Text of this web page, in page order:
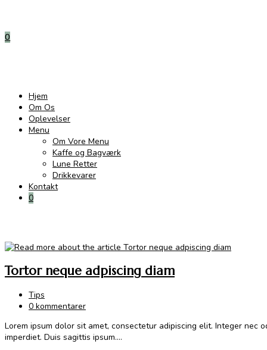
0
Hjem
Om Os
Oplevelser
Menu
Om Vore Menu
Kaffe og Bagværk
Lune Retter
Drikkevarer
Kontakt
0
Tortor neque adpiscing diam
Post
category:
Tips
Post
0 kommentarer
Lorem ipsum dolor sit amet, consectetur adipiscing elit. Integer nec
imperdiet. Duis sagittis ipsum.…